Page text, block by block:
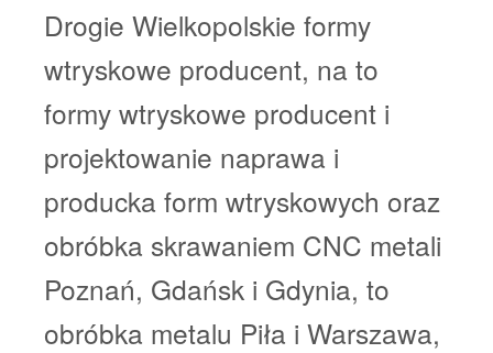
Drogie Wielkopolskie formy
wtryskowe producent, na to
formy wtryskowe producent i
projektowanie naprawa i
producka form wtryskowych oraz
obróbka skrawaniem CNC metali
Poznań, Gdańsk i Gdynia, to
obróbka metalu Piła i Warszawa,